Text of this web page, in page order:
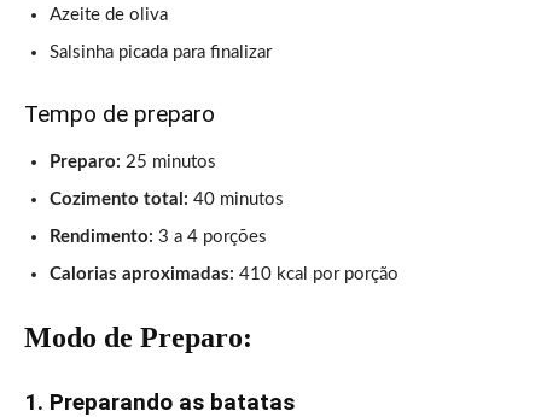
Azeite de oliva
Salsinha picada para finalizar
Tempo de preparo
Preparo: 25 minutos
Cozimento total: 40 minutos
Rendimento: 3 a 4 porções
Calorias aproximadas: 410 kcal por porção
Modo de Preparo:
1. Preparando as batatas